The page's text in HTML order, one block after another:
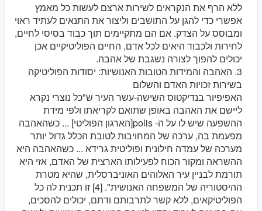
ללא הרף את הנקראים לשירות ארצם לעשות כל מאמץ
אפשרי כדי להגן על התושבים וליצור את התנאים לעתיד ראוי
ומבוסס על הצדק. אם הם מתקיימים תוך כבוד בסיסי לחיים,
לחירות ולכבוד היאים לכל אדם, החיים הפוליטיקיים אכן
יכולים להפוך לצורה נשגבת של אהבה.
3. האהבה והמידות הטובות האנושיות: יסודות הפוליטיקה
בשירות זכויות האדם והשלום
האפיפיור בנדיקטוס השישה-עשר העיר ש"כל נוצרי נקרא
ליישם את האהבה באופן שתואם לקריאתו ולפי מידת
ההשפעה שיש לו על ה- polis[הארגון הפוליטי] ... כשהאהבה
מפעמת בה, ערכה של המחויבות לטובת הכלל גדול יותר
מערכה של עמדה חילונית ופוליטית גרידא ... כשהאהבה היא
ההשראה ומקור הכוח לפעילותו הארצית של האדם, אזי היא
תורמת לבניין עיר האלוהים האוניברסלית, שהיא מטרת
ההיסטוריה של המשפחה האנושית". [4] זו תכנית לה כל
הפוליטיקאים, ללא קשר לתרבותם ודתם, יכולים להסכים,